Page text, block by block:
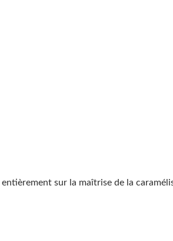
entièrement sur la maîtrise de la